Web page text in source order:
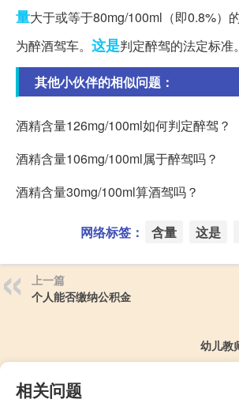
量大于或等于80mg/100ml（即0.8%）
为醉酒驾车。 这是判定醉驾的法定标准。
其他小伙伴的相似问题：
酒精含量126mg/100ml如何判定醉驾？
酒精含量106mg/100ml属于醉驾吗？
酒精含量30mg/100ml算酒驾吗？
网络标签： 含量 这是
上一篇
个人能否缴纳公积金
幼儿教
相关问题